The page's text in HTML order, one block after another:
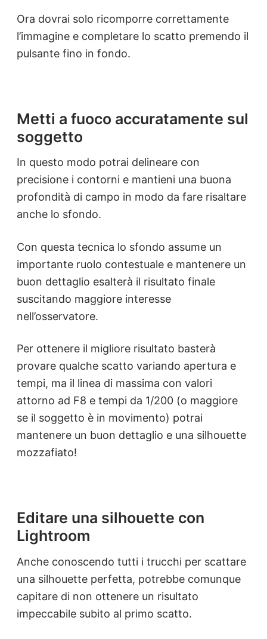
Ora dovrai solo ricomporre correttamente
l’immagine e completare lo scatto premendo il
pulsante fino in fondo.
Metti a fuoco accuratamente sul
soggetto
In questo modo potrai delineare con
precisione i contorni e mantieni una buona
profondità di campo in modo da fare risaltare
anche lo sfondo.
Con questa tecnica lo sfondo assume un
importante ruolo contestuale e mantenere un
buon dettaglio esalterà il risultato finale
suscitando maggiore interesse
nell’osservatore.
Per ottenere il migliore risultato basterà
provare qualche scatto variando apertura e
tempi, ma il linea di massima con valori
attorno ad F8 e tempi da 1/200 (o maggiore
se il soggetto è in movimento) potrai
mantenere un buon dettaglio e una silhouette
mozzafiato!
Editare una silhouette con
Lightroom
Anche conoscendo tutti i trucchi per scattare
una silhouette perfetta, potrebbe comunque
capitare di non ottenere un risultato
impeccabile subito al primo scatto.